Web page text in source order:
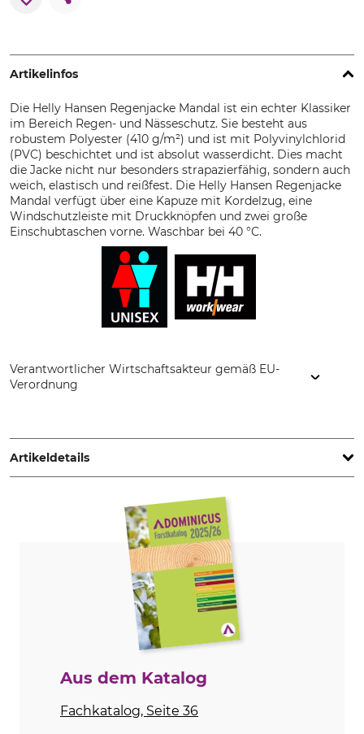
Artikelinfos
Die Helly Hansen Regenjacke Mandal ist ein echter Klassiker
im Bereich Regen- und Nässeschutz. Sie besteht aus
robustem Polyester (410 g/m²) und ist mit Polyvinylchlorid
(PVC) beschichtet und ist absolut wasserdicht. Dies macht
die Jacke nicht nur besonders strapazierfähig, sondern auch
weich, elastisch und reißfest. Die Helly Hansen Regenjacke
Mandal verfügt über eine Kapuze mit Kordelzug, eine
Windschutzleiste mit Druckknöpfen und zwei große
Einschubtaschen vorne. Waschbar bei 40 °C.
Verantwortlicher Wirtschaftsakteur gemäß EU-
Verordnung
München, Germany, www.hellyhansen.com
Artikeldetails
Wassersäule
15000 mm
Modellbezeichnung
Mandal
Beschichtung
100% Polyvinylchlorid
40 °C Buntwäsche
Bleichen
Nicht im Wäschetrockner
Nicht bügeln
Aus dem Katalog
Fachkatalog, Seite 36